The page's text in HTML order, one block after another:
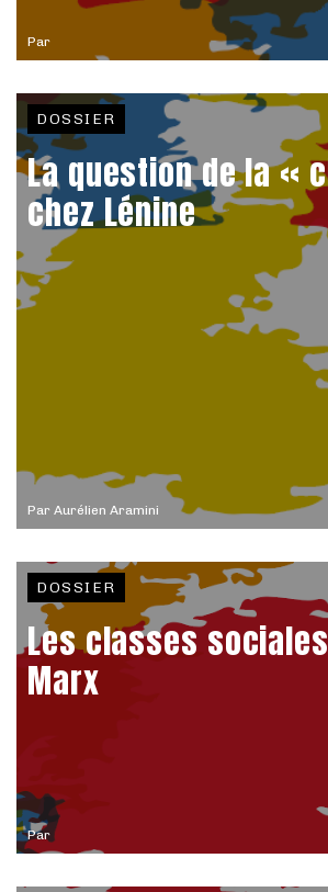
Par
Par Aurélien Aramini
DOSSIER
La question de la «
chez Lénine
Par
DOSSIER
Les classes
Marx